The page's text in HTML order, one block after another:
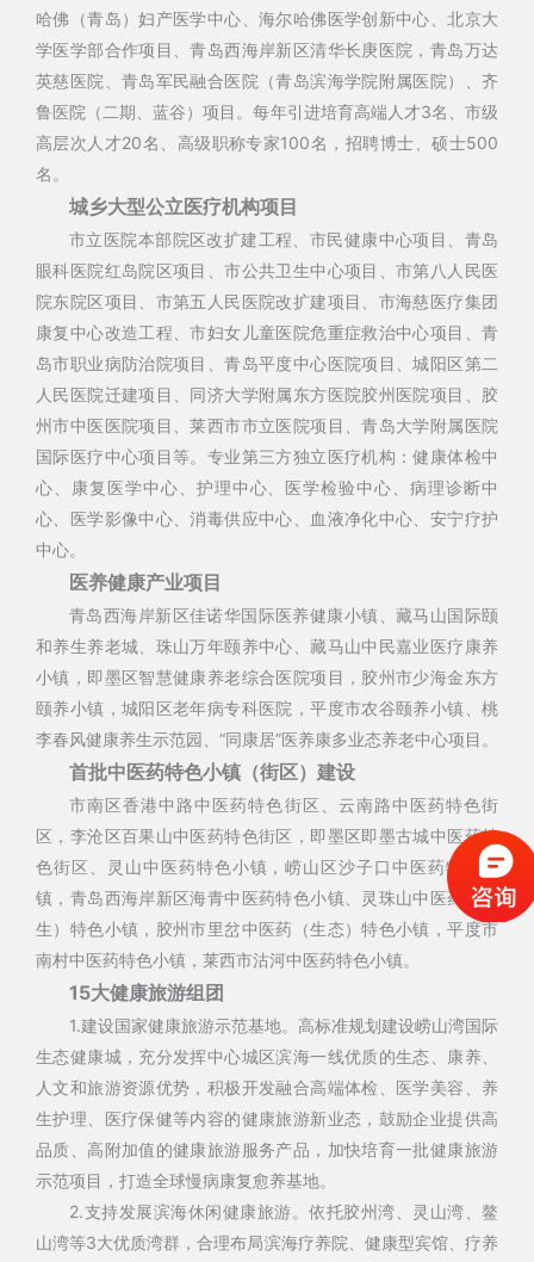
哈佛（青岛）妇产医学中心、海尔哈佛医学创新中心、北京大
学医学部合作项目、青岛西海岸新区清华长庚医院，青岛万达
英慈医院、青岛军民融合医院（青岛滨海学院附属医院）、齐
鲁医院（二期、蓝谷）项目。每年引进培育高端人才3名、市级
高层次人才20名、高级职称专家100名，招聘博士、硕士500
名。
城乡大型公立医疗机构项目
市立医院本部院区改扩建工程、市民健康中心项目、青岛
眼科医院红岛院区项目、市公共卫生中心项目、市第八人民医
院东院区项目、市第五人民医院改扩建项目、市海慈医疗集团
康复中心改造工程、市妇女儿童医院危重症救治中心项目、青
岛市职业病防治院项目、青岛平度中心医院项目、城阳区第二
人民医院迁建项目、同济大学附属东方医院胶州医院项目、胶
州市中医医院项目、莱西市市立医院项目、青岛大学附属医院
国际医疗中心项目等。专业第三方独立医疗机构：健康体检中
心、康复医学中心、护理中心、医学检验中心、病理诊断中
心、医学影像中心、消毒供应中心、血液净化中心、安宁疗护
中心。
医养健康产业项目
青岛西海岸新区佳诺华国际医养健康小镇、藏马山国际颐
和养生养老城、珠山万年颐养中心、藏马山中民嘉业医疗康养
小镇，即墨区智慧健康养老综合医院项目，胶州市少海金东方
颐养小镇，城阳区老年病专科医院，平度市农谷颐养小镇、桃
李春风健康养生示范园、“同康居”医养康多业态养老中心项目。
首批中医药特色小镇（街区）建设
市南区香港中路中医药特色街区、云南路中医药特色街
区，李沧区百果山中医药特色街区，即墨区即墨古城中医药特
色街区、灵山中医药特色小镇，崂山区沙子口中医药特色小
镇，青岛西海岸新区海青中医药特色小镇、灵珠山中医药（养
生）特色小镇，胶州市里岔中医药（生态）特色小镇，平度市
南村中医药特色小镇，莱西市沽河中医药特色小镇。
15大健康旅游组团
1.建设国家健康旅游示范基地。高标准规划建设崂山湾国际
生态健康城，充分发挥中心城区滨海一线优质的生态、康养、
人文和旅游资源优势，积极开发融合高端体检、医学美容、养
生护理、医疗保健等内容的健康旅游新业态，鼓励企业提供高
品质、高附加值的健康旅游服务产品，加快培育一批健康旅游
示范项目，打造全球慢病康复愈养基地。
2.支持发展滨海休闲健康旅游。依托胶州湾、灵山湾、鳌
山湾等3大优质湾群，合理布局滨海疗养院、健康型宾馆、疗养